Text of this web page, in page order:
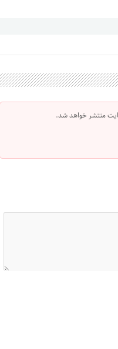
منتشر خواهد شد.